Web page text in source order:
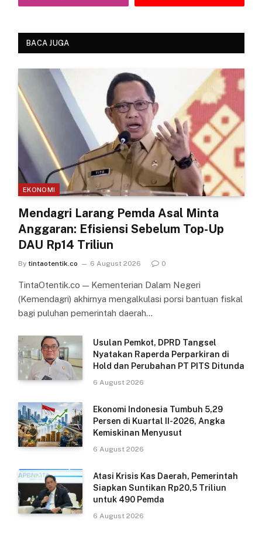
BACA JUGA
EKONOMI
Mendagri Larang Pemda Asal Minta
Anggaran: Efisiensi Sebelum Top-Up
DAU Rp14 Triliun
By tintaotentik.co 6 August 2026 0
TintaOtentik.co — Kementerian Dalam Negeri
(Kemendagri) akhirnya mengalkulasi porsi bantuan fiskal
bagi puluhan pemerintah daerah…
Usulan Pemkot, DPRD Tangsel
Nyatakan Raperda Perparkiran di
Hold dan Perubahan PT PITS Ditunda
6 August 2026
Ekonomi Indonesia Tumbuh 5,29
Persen di Kuartal II-2026, Angka
Kemiskinan Menyusut
6 August 2026
Atasi Krisis Kas Daerah, Pemerintah
Siapkan Suntikan Rp20,5 Triliun
untuk 490 Pemda
6 August 2026